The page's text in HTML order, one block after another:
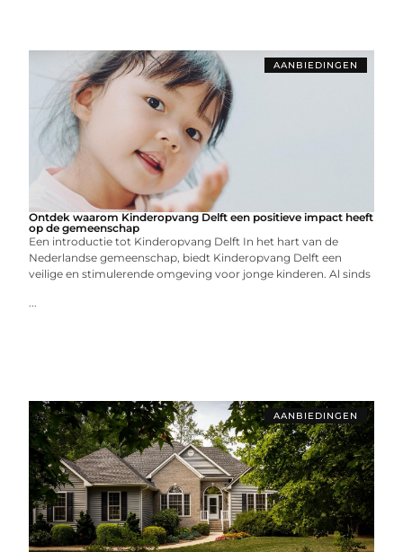
AANBIEDINGEN
Ontdek waarom Kinderopvang Delft een positieve impact heeft
op de gemeenschap
Een introductie tot Kinderopvang Delft In het hart van de
Nederlandse gemeenschap, biedt Kinderopvang Delft een
veilige en stimulerende omgeving voor jonge kinderen. Al sinds
...
AANBIEDINGEN